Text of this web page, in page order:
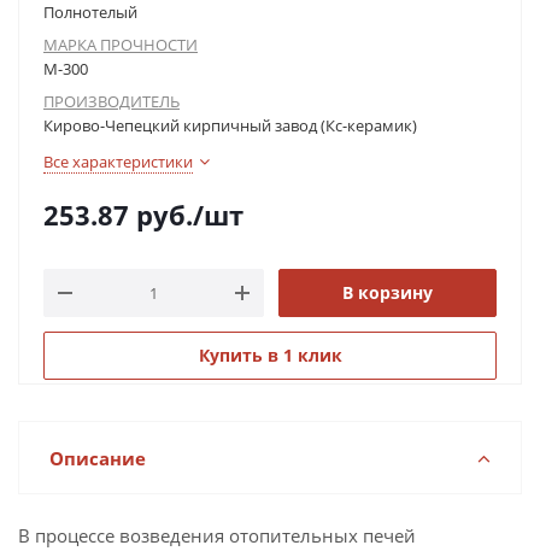
Полнотелый
МАРКА ПРОЧНОСТИ
М-300
ПРОИЗВОДИТЕЛЬ
Кирово-Чепецкий кирпичный завод (Кс-керамик)
Все характеристики
253.87 руб./шт
В корзину
Купить в 1 клик
Описание
В процессе возведения отопительных печей